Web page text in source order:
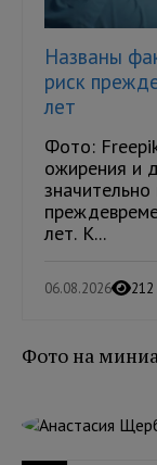
Названы
риск
лет
Фото:
ожирения и
лет. К...
06.08.2026 212
Фото на